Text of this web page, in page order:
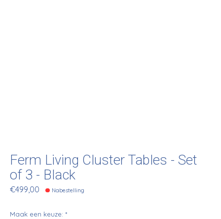
Ferm Living Cluster Tables - Set
of 3 - Black
€499,00 Nabestelling
Maak een keuze: *